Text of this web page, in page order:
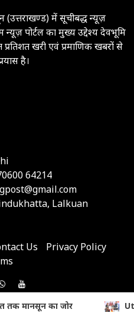
(उत्तराखण्ड) में सूचीबद्ध न्यूज़
न्यूज़ पोर्टल का मुख्य उद्देश्य देवभूमि
खरी एवं प्रमाणिक खबरों से
है।
64214
Lalkuan
Us
Privacy Policy
Subscribe
Our
us
on
Morning Post
आंगनबाड़ी पुरस्कार से मातृशक्ति